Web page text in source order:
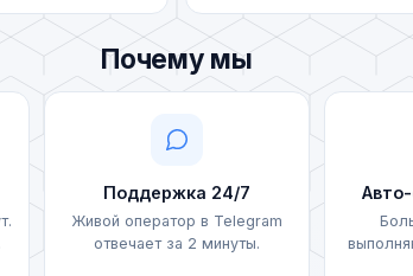
Privat 24 (UAH)
УкрСиббанк
OTP Bank (UAH)
Почему мы
Поддержка 24/7
Живой оператор в Telegram
отвечает за 2 минуты.